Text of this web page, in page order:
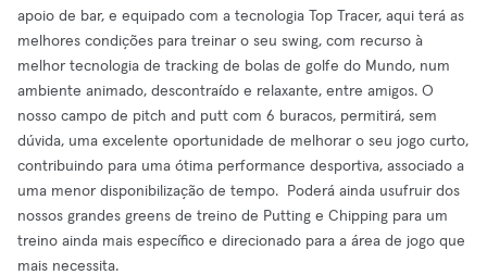
apoio de bar, e equipado com a tecnologia Top Tracer, aqui terá as
melhores condições para treinar o seu swing, com recurso à
melhor tecnologia de tracking de bolas de golfe do Mundo, num
ambiente animado, descontraído e relaxante, entre amigos. O
nosso campo de pitch and putt com 6 buracos, permitirá, sem
dúvida, uma excelente oportunidade de melhorar o seu jogo curto,
contribuindo para uma ótima performance desportiva, associado a
uma menor disponibilização de tempo. Poderá ainda usufruir dos
nossos grandes greens de treino de Putting e Chipping para um
treino ainda mais específico e direcionado para a área de jogo que
mais necessita.